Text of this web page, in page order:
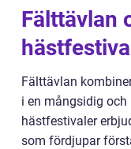
Fälttävlan
Fälttävlan
i en mångsidig
hästfestivaler
som fördjupar